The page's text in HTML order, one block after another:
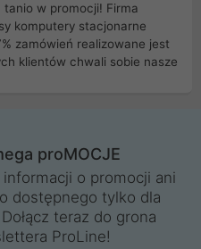
tanio w promocji! Firma
komputery stacjonarne
zamówień realizowane jest
klientów chwali sobie nasze
Gliwice, Kalisz, Bytom,
obsługa!
kapitałem. Działamy
kraju! Posiadamy siedzibę
terenie kraju. Cała
proMOCJE
o promocji ani
dostępnego tylko dla
teraz do grona
ProLine!